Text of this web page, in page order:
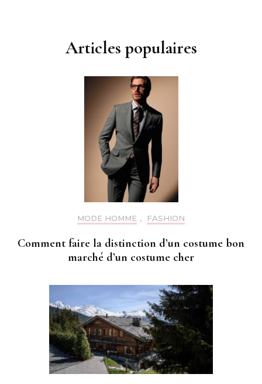
Articles populaires
MODE HOMME , FASHION
Comment faire la distinction d’un costume bon
marché d’un costume cher